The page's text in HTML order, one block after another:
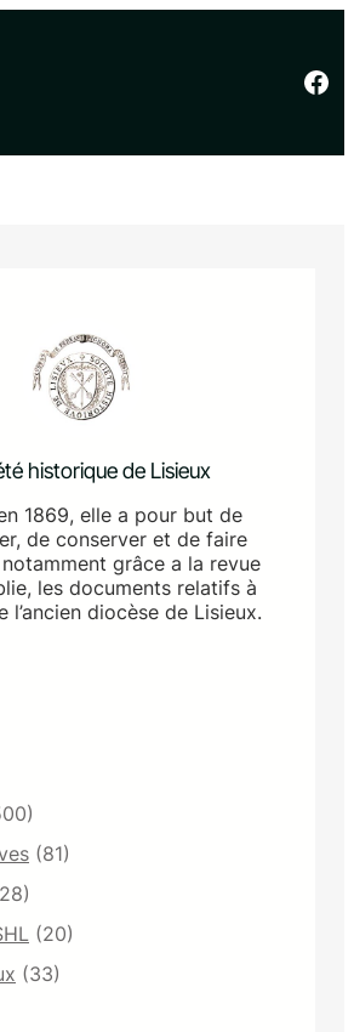
Facebook
historique de Lisieux
1869, elle a pour but de
de conserver et de faire
grâce a la revue
les documents relatifs à
l’ancien diocèse de Lisieux.
(81)
(20)
(33)